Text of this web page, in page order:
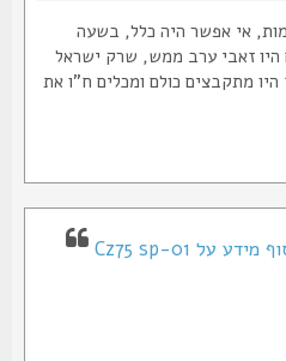
אי אפשר היה כלל, בשעה
זאבי ערב ממש, שרק ישראל
כולם ומכלים ח"ו את
Re: דיון לאיסוף מידע על Cz75 sp-01